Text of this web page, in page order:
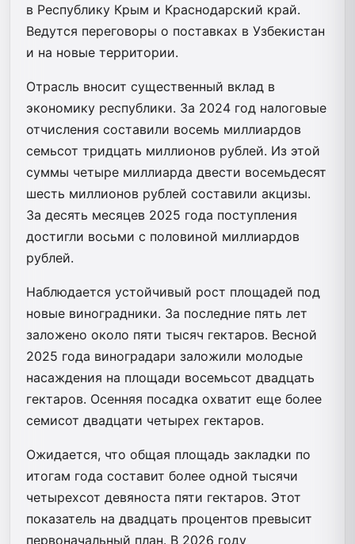
в Республику Крым и Краснодарский край.
Ведутся переговоры о поставках в Узбекистан
и на новые территории.
Отрасль вносит существенный вклад в
экономику республики. За 2024 год налоговые
отчисления составили восемь миллиардов
семьсот тридцать миллионов рублей. Из этой
суммы четыре миллиарда двести восемьдесят
шесть миллионов рублей составили акцизы.
За десять месяцев 2025 года поступления
достигли восьми с половиной миллиардов
рублей.
Наблюдается устойчивый рост площадей под
новые виноградники. За последние пять лет
заложено около пяти тысяч гектаров. Весной
2025 года виноградари заложили молодые
насаждения на площади восемьсот двадцать
гектаров. Осенняя посадка охватит еще более
семисот двадцати четырех гектаров.
Ожидается, что общая площадь закладки по
итогам года составит более одной тысячи
четырехсот девяноста пяти гектаров. Этот
показатель на двадцать процентов превысит
первоначальный план. В 2026 году